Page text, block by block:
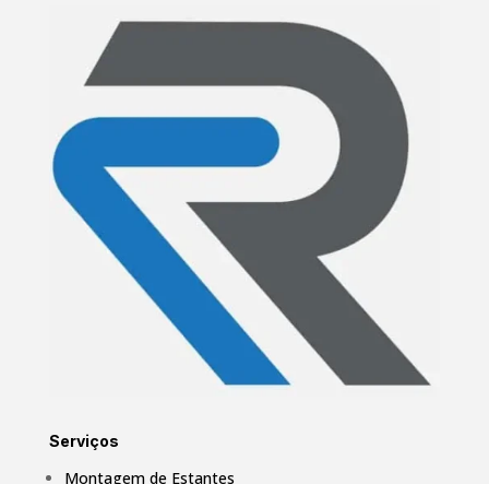
Serviços
Montagem de Estantes